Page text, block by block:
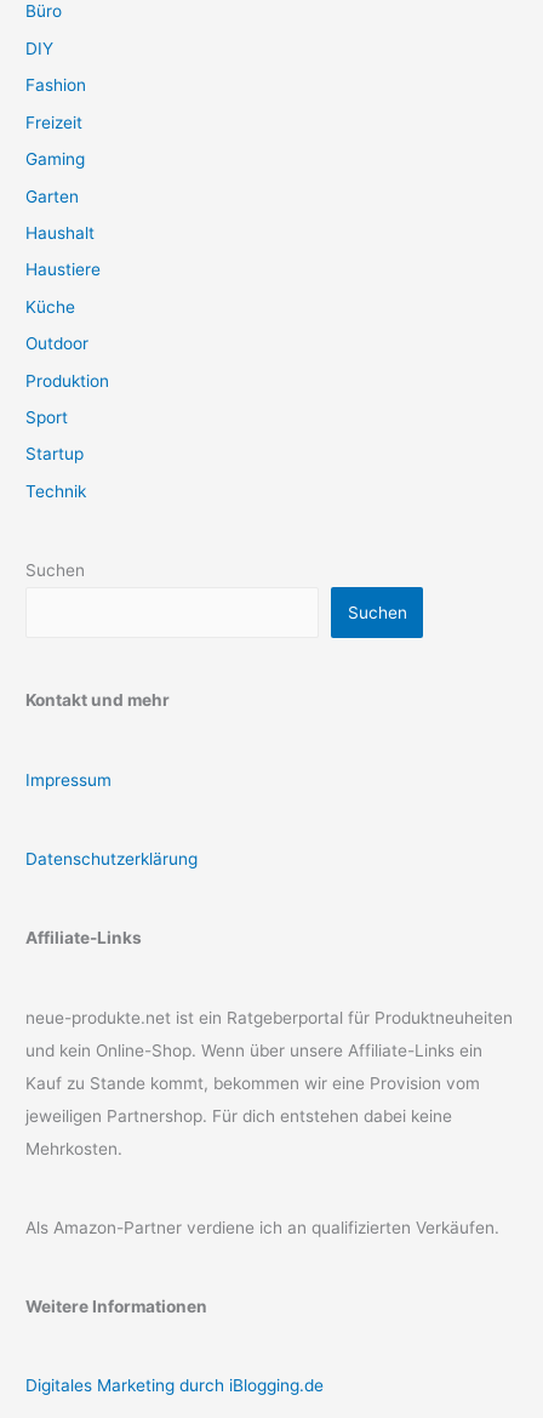
Büro
DIY
Fashion
Freizeit
Gaming
Garten
Haushalt
Haustiere
Küche
Outdoor
Produktion
Sport
Startup
Technik
Suchen
Suchen
Kontakt und mehr
Impressum
Datenschutzerklärung
Affiliate-Links
neue-produkte.net ist ein Ratgeberportal für Produktneuheiten
und kein Online-Shop. Wenn über unsere Affiliate-Links ein
Kauf zu Stande kommt, bekommen wir eine Provision vom
jeweiligen Partnershop. Für dich entstehen dabei keine
Mehrkosten.
Als Amazon-Partner verdiene ich an qualifizierten Verkäufen.
Weitere Informationen
Digitales Marketing durch iBlogging.de